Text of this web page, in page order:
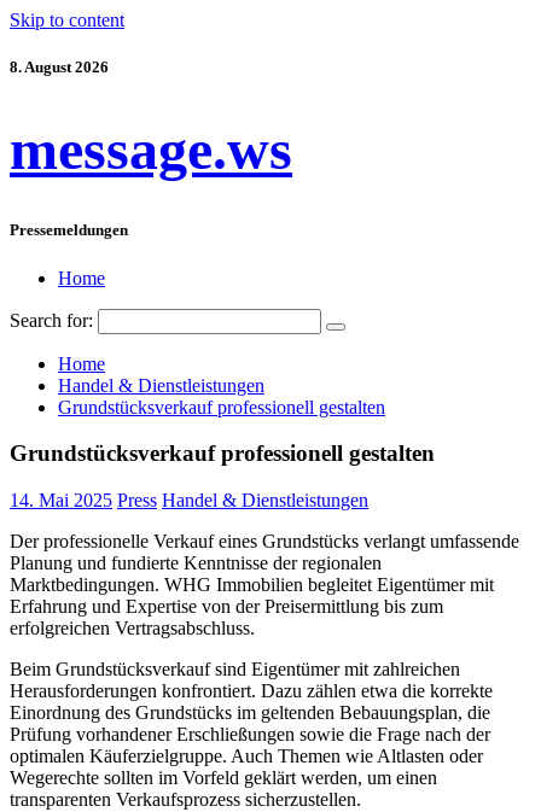
Skip to content
8. August 2026
message.ws
Pressemeldungen
Home
Search for:
Home
Handel & Dienstleistungen
Grundstücksverkauf professionell gestalten
Grundstücksverkauf professionell gestalten
14. Mai 2025 Press Handel & Dienstleistungen
Der professionelle Verkauf eines Grundstücks verlangt umfassende
Planung und fundierte Kenntnisse der regionalen
Marktbedingungen. WHG Immobilien begleitet Eigentümer mit
Erfahrung und Expertise von der Preisermittlung bis zum
erfolgreichen Vertragsabschluss.
Beim Grundstücksverkauf sind Eigentümer mit zahlreichen
Herausforderungen konfrontiert. Dazu zählen etwa die korrekte
Einordnung des Grundstücks im geltenden Bebauungsplan, die
Prüfung vorhandener Erschließungen sowie die Frage nach der
optimalen Käuferzielgruppe. Auch Themen wie Altlasten oder
Wegerechte sollten im Vorfeld geklärt werden, um einen
transparenten Verkaufsprozess sicherzustellen.